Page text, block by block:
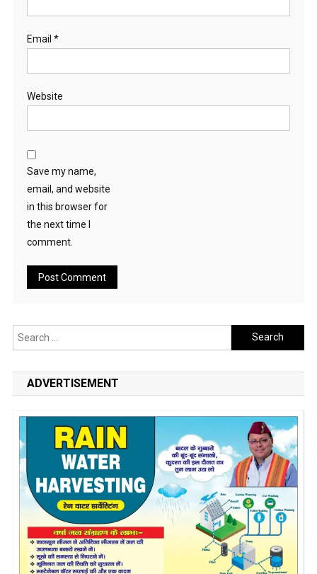
Email *
Website
Save my name,
email, and website
in this browser for
the next time I
comment.
Search
for:
ADVERTISEMENT